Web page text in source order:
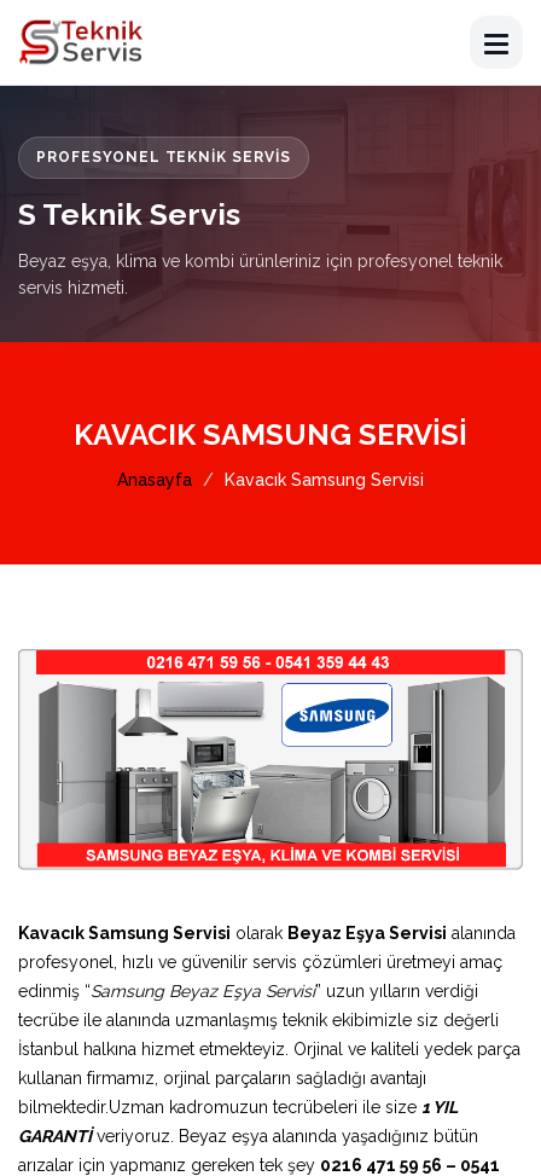
PROFESYONEL TEKNIK SERVIS
S Teknik Servis
Beyaz eşya, klima ve kombi ürünleriniz için profesyonel teknik
servis hizmeti.
KAVACIK SAMSUNG SERVISI
Anasayfa Kavacık Samsung Servisi
Kavacık Samsung Servisi olarak Beyaz Eşya Servisi alanında
profesyonel, hızlı ve güvenilir servis çözümleri üretmeyi amaç
edinmiş “Samsung Beyaz Eşya Servisi” uzun yılların verdiği
tecrübe ile alanında uzmanlaşmış teknik ekibimizle siz değerli
İstanbul halkına hizmet etmekteyiz. Orjinal ve kaliteli yedek parça
kullanan firmamız, orjinal parçaların sağladığı avantajı
bilmektedir.Uzman kadromuzun tecrübeleri ile size 1 YIL
GARANTİveriyoruz. Beyaz eşya alanında yaşadığınız bütün
arızalar için yapmanız gereken tek şey 0216 471 59 56 – 0541